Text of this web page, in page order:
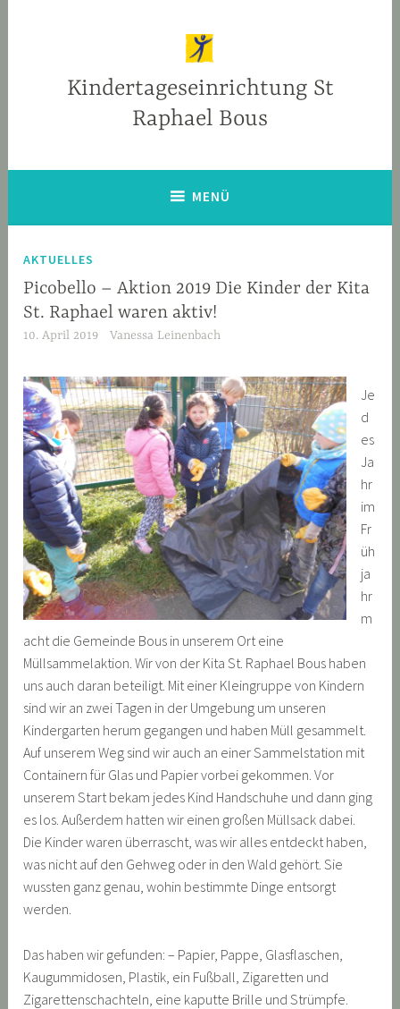
Kindertageseinrichtung St
Raphael Bous
MENÜ
AKTUELLES
Picobello – Aktion 2019 Die Kinder der Kita
St. Raphael waren aktiv!
10. April 2019 Vanessa Leinenbach
Je
d
es
Ja
hr
im
Fr
üh
ja
hr
m
acht die Gemeinde Bous in unserem Ort eine
Müllsammelaktion. Wir von der Kita St. Raphael Bous haben
uns auch daran beteiligt. Mit einer Kleingruppe von Kindern
sind wir an zwei Tagen in der Umgebung um unseren
Kindergarten herum gegangen und haben Müll gesammelt.
Auf unserem Weg sind wir auch an einer Sammelstation mit
Containern für Glas und Papier vorbei gekommen. Vor
unserem Start bekam jedes Kind Handschuhe und dann ging
es los. Außerdem hatten wir einen großen Müllsack dabei.
Die Kinder waren überrascht, was wir alles entdeckt haben,
was nicht auf den Gehweg oder in den Wald gehört. Sie
wussten ganz genau, wohin bestimmte Dinge entsorgt
werden.
Das haben wir gefunden: – Papier, Pappe, Glasflaschen,
Kaugummidosen, Plastik, ein Fußball, Zigaretten und
Zigarettenschachteln, eine kaputte Brille und Strümpfe.